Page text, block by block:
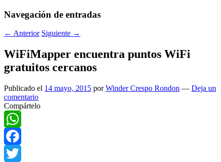
Navegación de entradas
← Anterior Siguiente →
WiFiMapper encuentra puntos WiFi
gratuitos cercanos
Publicado el 14 mayo, 2015 porWinder Crespo Rondon — Deja un
comentario
Compártelo
WhatsApp
Facebook